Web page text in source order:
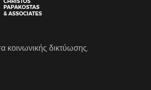
κοινωνικής δικτύωσης.